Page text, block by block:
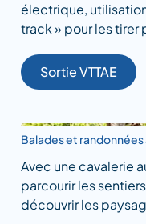
électrique,
track » pour les tirer
Sortie VTTAE
Balades et randonnées
Avec une cavalerie
parcourir les
découvrir les